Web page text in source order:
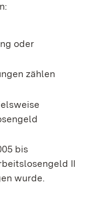
oder
zählen
bis
II
wurde.